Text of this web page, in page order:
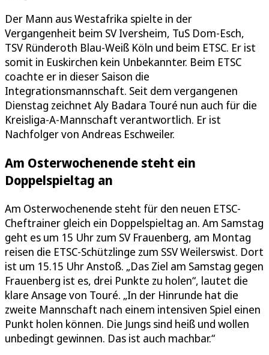
Der Mann aus Westafrika spielte in der
Vergangenheit beim SV Iversheim, TuS Dom-Esch,
TSV Ründeroth Blau-Weiß Köln und beim ETSC. Er ist
somit in Euskirchen kein Unbekannter. Beim ETSC
coachte er in dieser Saison die
Integrationsmannschaft. Seit dem vergangenen
Dienstag zeichnet Aly Badara Touré nun auch für die
Kreisliga-A-Mannschaft verantwortlich. Er ist
Nachfolger von Andreas Eschweiler.
Am Osterwochenende steht ein
Doppelspieltag an
Am Osterwochenende steht für den neuen ETSC-
Cheftrainer gleich ein Doppelspieltag an. Am Samstag
geht es um 15 Uhr zum SV Frauenberg, am Montag
reisen die ETSC-Schützlinge zum SSV Weilerswist. Dort
ist um 15.15 Uhr Anstoß. „Das Ziel am Samstag gegen
Frauenberg ist es, drei Punkte zu holen“, lautet die
klare Ansage von Touré. „In der Hinrunde hat die
zweite Mannschaft nach einem intensiven Spiel einen
Punkt holen können. Die Jungs sind heiß und wollen
unbedingt gewinnen. Das ist auch machbar.“